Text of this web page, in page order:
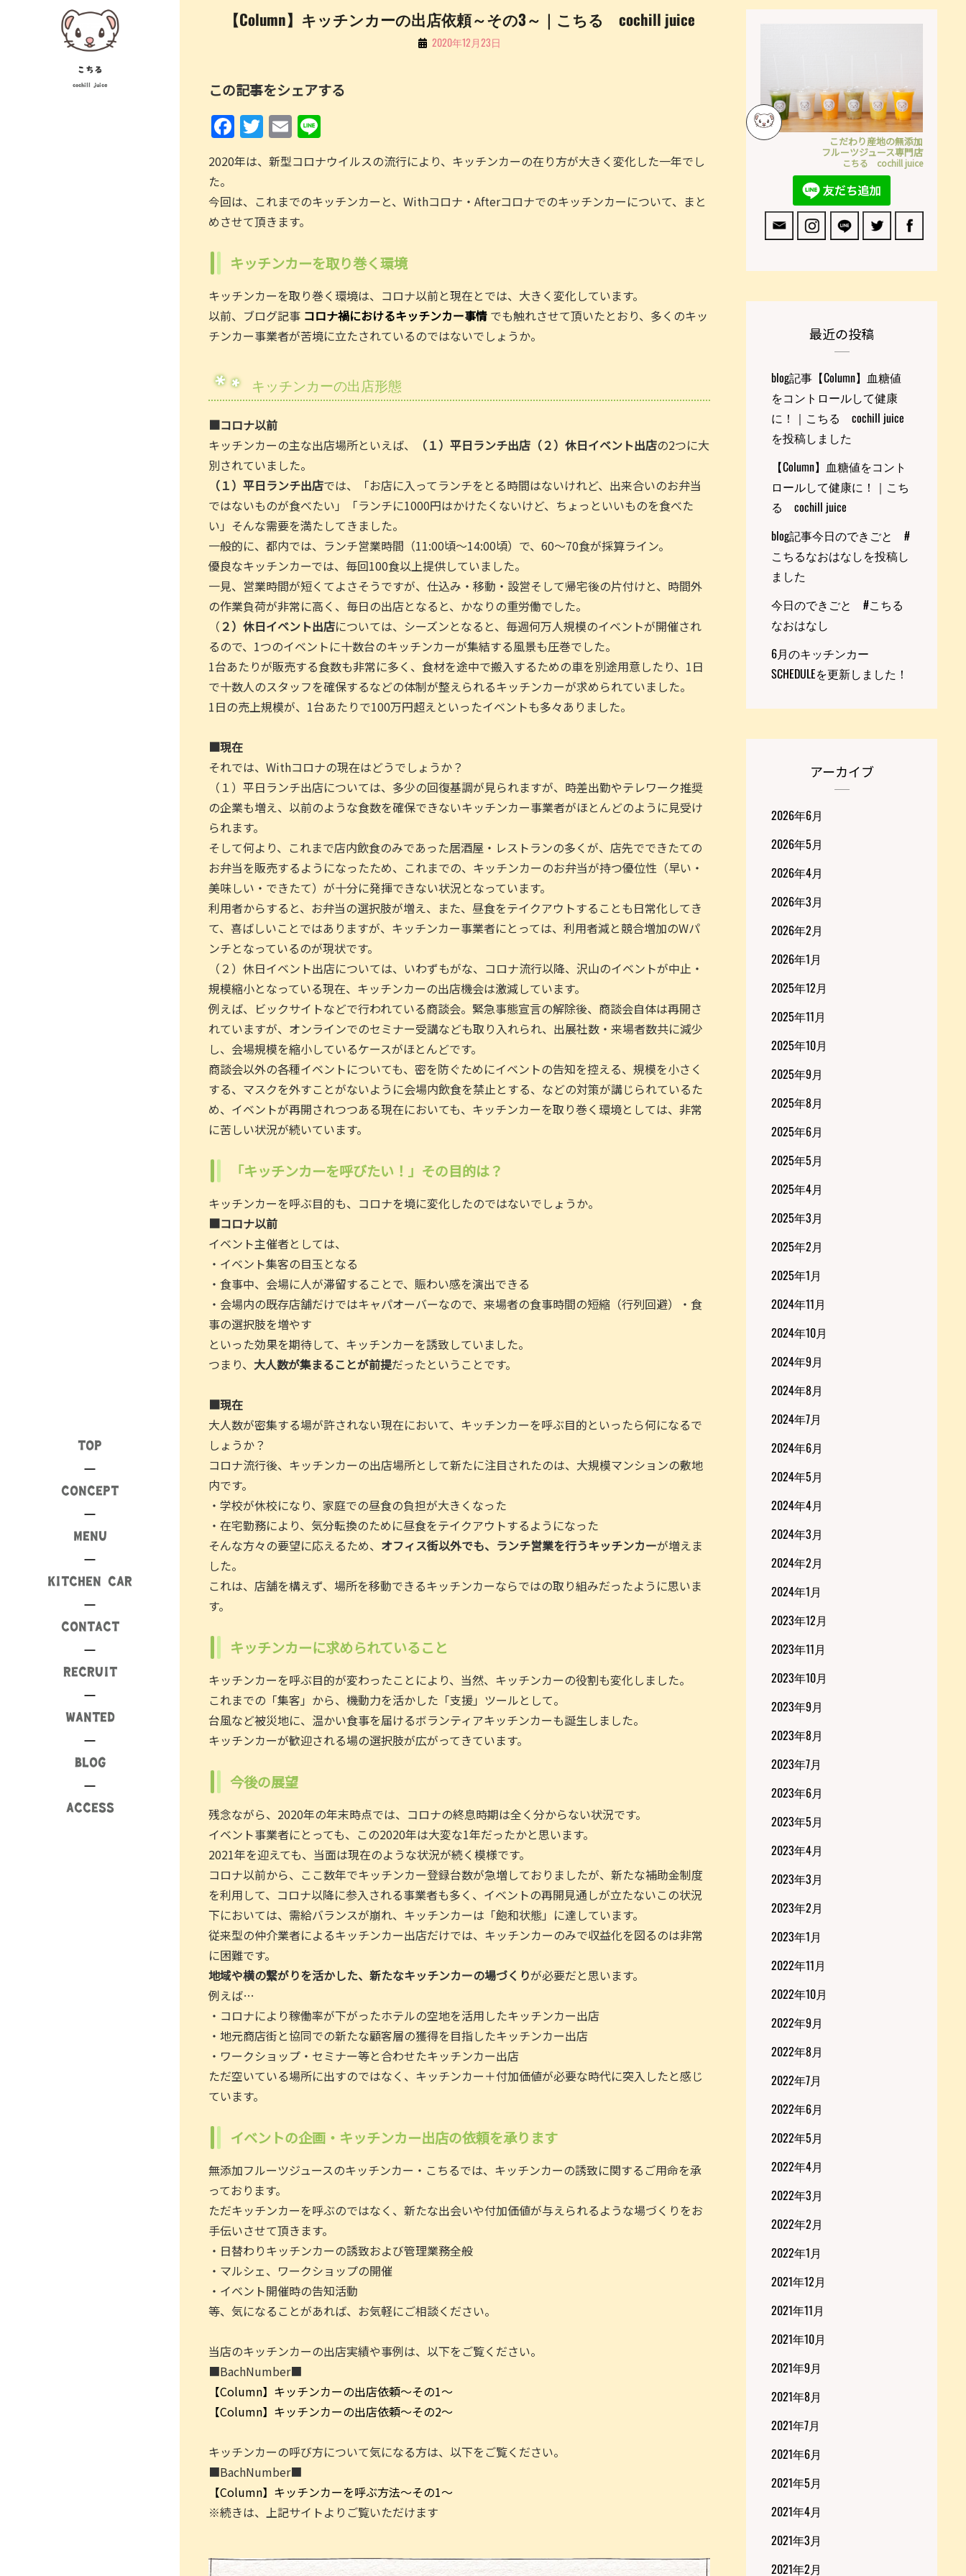
こちる
cochill juice
TOP
CONCEPT
MENU
KITCHEN CAR
CONTACT
RECRUIT
WANTED
BLOG
ACCESS
【Column】キッチンカーの出店依頼～その3～｜こちる cochill juice
By 2020年12月23日
この記事をシェアする
F
a
c
e
b
o
k
T
w
itt
er
E
m
ai
l
n
e
2020年は、新型コロナウイルスの流行により、キッチンカーの在り方が大きく変化した一年でし
た。
今回は、これまでのキッチンカーと、Withコロナ・Afterコロナでのキッチンカーについて、まと
めさせて頂きます。
キッチンカーを取り巻く環境
キッチンカーを取り巻く環境は、コロナ以前と現在とでは、大きく変化しています。
以前、ブログ記事 コロナ禍におけるキッチンカー事情 でも触れさせて頂いたとおり、多くのキッ
チンカー事業者が苦境に立たされているのではないでしょうか。
キッチンカーの出店形態
■コロナ以前
キッチンカーの主な出店場所といえば、
（１）平日ランチ出店（２）休日イベント出店の2つに大
別されていました。
（１）平日ランチ出店では、「お店に入ってランチをとる時間はないけれど、出来合いのお弁当
ではないものが食べたい」「ランチに1000円はかけたくないけど、ちょっといいものを食べた
い」そんな需要を満たしてきました。
一般的に、都内では、ランチ営業時間（11:00頃～14:00頃）で、60～70食が採算ライン。
優良なキッチンカーでは、毎回100食以上提供していました。
一見、営業時間が短くてよさそうですが、仕込み・移動・設営そして帰宅後の片付けと、時間外
の作業負荷が非常に高く、毎日の出店となると、かなりの重労働でした。
（２）休日イベント出店については、シーズンとなると、毎週何万人規模のイベントが開催され
るので、1つのイベントに十数台のキッチンカーが集結する風景も圧巻でした。
1台あたりが販売する食数も非常に多く、食材を途中で搬入するための車を別途用意したり、1日
で十数人のスタッフを確保するなどの体制が整えられるキッチンカーが求められていました。
1日の売上規模が、1台あたりで100万円超えといったイベントも多々ありました。
■現在
それでは、Withコロナの現在はどうでしょうか？
（１）平日ランチ出店については、多少の回復基調が見られますが、時差出勤やテレワーク推奨
の企業も増え、以前のような食数を確保できないキッチンカー事業者がほとんどのように見受け
られます。
そして何より、これまで店内飲食のみであった居酒屋・レストランの多くが、店先でできたての
お弁当を販売するようになったため、これまでの、キッチンカーのお弁当が持つ優位性（早い・
美味しい・できたて）が十分に発揮できない状況となっています。
利用者からすると、お弁当の選択肢が増え、また、昼食をテイクアウトすることも日常化してき
て、喜ばしいことではありますが、キッチンカー事業者にとっては、利用者減と競合増加のWパ
ンチとなっているのが現状です。
（２）休日イベント出店については、いわずもがな、コロナ流行以降、沢山のイベントが中止・
規模縮小となっている現在、キッチンカーの出店機会は激減しています。
例えば、ビックサイトなどで行われている商談会。緊急事態宣言の解除後、商談会自体は再開さ
れていますが、オンラインでのセミナー受講なども取り入れられ、出展社数・来場者数共に減少
し、会場規模を縮小しているケースがほとんどです。
商談会以外の各種イベントについても、密を防ぐためにイベントの告知を控える、規模を小さく
する、マスクを外すことがないように会場内飲食を禁止とする、などの対策が講じられているた
め、イベントが再開されつつある現在においても、キッチンカーを取り巻く環境としては、非常
に苦しい状況が続いています。
「キッチンカーを呼びたい！」その目的は？
キッチンカーを呼ぶ目的も、コロナを境に変化したのではないでしょうか。
■コロナ以前
イベント主催者としては、
・イベント集客の目玉となる
・食事中、会場に人が滞留することで、賑わい感を演出できる
・会場内の既存店舗だけではキャパオーバーなので、来場者の食事時間の短縮（行列回避）・食
事の選択肢を増やす
といった効果を期待して、キッチンカーを誘致していました。
つまり、 大人数が集まることが前提だったということです。
■現在
大人数が密集する場が許されない現在において、キッチンカーを呼ぶ目的といったら何になるで
しょうか？
コロナ流行後、キッチンカーの出店場所として新たに注目されたのは、大規模マンションの敷地
内です。
・学校が休校になり、家庭での昼食の負担が大きくなった
・在宅勤務により、気分転換のために昼食をテイクアウトするようになった
そんな方々の要望に応えるため、 オフィス街以外でも、ランチ営業を行うキッチンカーが増えま
した。
これは、店舗を構えず、場所を移動できるキッチンカーならではの取り組みだったように思いま
す。
キッチンカーに求められていること
キッチンカーを呼ぶ目的が変わったことにより、当然、キッチンカーの役割も変化しました。
これまでの「集客」から、機動力を活かした「支援」ツールとして。
台風など被災地に、温かい食事を届けるボランティアキッチンカーも誕生しました。
キッチンカーが歓迎される場の選択肢が広がってきています。
今後の展望
残念ながら、2020年の年末時点では、コロナの終息時期は全く分からない状況です。
イベント事業者にとっても、この2020年は大変な1年だったかと思います。
2021年を迎えても、当面は現在のような状況が続く模様です。
コロナ以前から、ここ数年でキッチンカー登録台数が急増しておりましたが、新たな補助金制度
を利用して、コロナ以降に参入される事業者も多く、イベントの再開見通しが立たないこの状況
下においては、需給バランスが崩れ、キッチンカーは「飽和状態」に達しています。
従来型の仲介業者によるキッチンカー出店だけでは、キッチンカーのみで収益化を図るのは非常
に困難です。
地域や横の繋がりを活かした、新たなキッチンカーの場づくりが必要だと思います。
例えば…
・コロナにより稼働率が下がったホテルの空地を活用したキッチンカー出店
・地元商店街と協同での新たな顧客層の獲得を目指したキッチンカー出店
・ワークショップ・セミナー等と合わせたキッチンカー出店
ただ空いている場所に出すのではなく、キッチンカー＋付加価値が必要な時代に突入したと感じ
ています。
イベントの企画・キッチンカー出店の依頼を承ります
無添加フルーツジュースのキッチンカー・こちるでは、キッチンカーの誘致に関するご用命を承
っております。
ただキッチンカーを呼ぶのではなく、新たな出会いや付加価値が与えられるような場づくりをお
手伝いさせて頂きます。
・日替わりキッチンカーの誘致および管理業務全般
・マルシェ、ワークショップの開催
・イベント開催時の告知活動
等、気になることがあれば、お気軽にご相談ください。
当店のキッチンカーの出店実績や事例は、以下をご覧ください。
■BachNumber■
【Column】キッチンカーの出店依頼～その1～
【Column】キッチンカーの出店依頼～その2～
キッチンカーの呼び方について気になる方は、以下をご覧ください。
■BachNumber■
【Column】キッチンカーを呼ぶ方法～その1～
※続きは、上記サイトよりご覧いただけます
ビ
ゲ
ー
シ
ョ
ン
こだわり産地の無添加
フルーツジュース専門店
こちる cochill juice
最近の投稿
blog記事【Column】血糖値
をコントロールして健康
に！｜こちる cochill juice
を投稿しました
【Column】血糖値をコント
ロールして健康に！｜こち
る cochill juice
blog記事今日のできごと #
こちるなおはなしを投稿し
ました
今日のできごと #こちる
なおはなし
6月のキッチンカー
SCHEDULEを更新しました！
アーカイブ
2026年6月
2026年5月
2026年4月
2026年3月
2026年2月
2026年1月
2025年12月
2025年11月
2025年10月
2025年9月
2025年8月
2025年6月
2025年5月
2025年4月
2025年3月
2025年2月
2025年1月
2024年11月
2024年10月
2024年9月
2024年8月
2024年7月
2024年6月
2024年5月
2024年4月
2024年3月
2024年2月
2024年1月
2023年12月
2023年11月
2023年10月
2023年9月
2023年8月
2023年7月
2023年6月
2023年5月
2023年4月
2023年3月
2023年2月
2023年1月
2022年11月
2022年10月
2022年9月
2022年8月
2022年7月
2022年6月
2022年5月
2022年4月
2022年3月
2022年2月
2022年1月
2021年12月
2021年11月
2021年10月
2021年9月
2021年8月
2021年7月
2021年6月
2021年5月
2021年4月
2021年3月
2021年2月